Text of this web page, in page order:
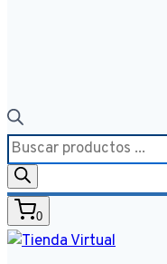
Búsqueda
de
productos
0